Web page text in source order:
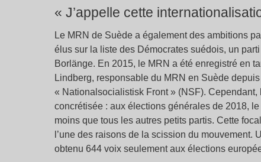
« J’appelle cette
Le MRN de Suède a également des ambitions
élus sur la liste des Démocrates suédois, un
Borlänge. En 2015, le MRN a été enregistré en
Lindberg, responsable du MRN en Suède
« Nationalsocialistisk Front » (NSF).
concrétisée : aux élections générales de 2018,
moins que tous les autres petits partis. Cette
l’une des raisons de la scission du
obtenu 644 voix seulement aux élections